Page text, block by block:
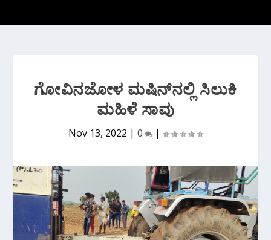
ಗೋವಿನಜೋಳ ಮಷಿನ್‌ನಲ್ಲಿ ಸಿಲುಕಿ
ಮಹಿಳೆ ಸಾವು
Nov 13, 2022 | 0 |